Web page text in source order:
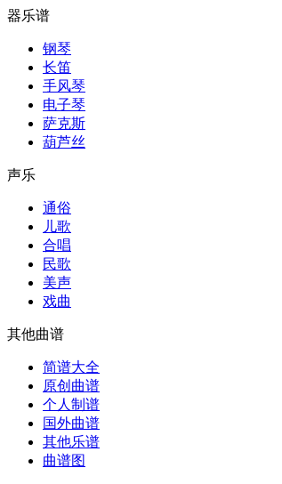
器乐谱
钢琴
长笛
手风琴
电子琴
萨克斯
葫芦丝
声乐
通俗
儿歌
合唱
民歌
美声
戏曲
其他曲谱
简谱大全
原创曲谱
个人制谱
国外曲谱
其他乐谱
曲谱图